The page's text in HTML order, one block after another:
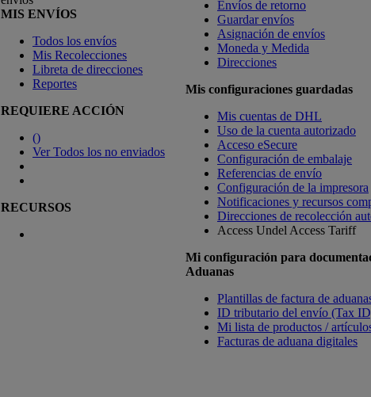
MIS ENVÍOS
Todos los envíos
Mis Recolecciones
Libreta de direcciones
Reportes
REQUIERE ACCIÓN
()
Ver Todos los no enviados
RECURSOS
Envíos de retorno
Guardar envíos
Asignación de envíos
Moneda y Medida
Direcciones
Mis configuraciones guardadas
Mis cuentas de DHL
Uso de la cuenta autorizado
Acceso eSecure
Configuración de embalaje
Referencias de envío
Configuración de la impresora
Notificaciones y recursos
Direcciones de recolección
Access Undel Access Tariff
Mi configuración para
Aduanas
Plantillas de factura de
ID tributario del envío (Tax
Mi lista de productos /
Facturas de aduana digitales